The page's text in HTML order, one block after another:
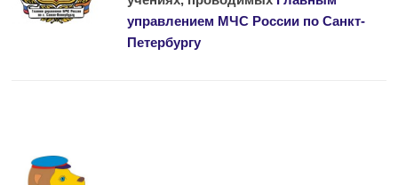
управлением МЧС России по Санкт-
Петербургу